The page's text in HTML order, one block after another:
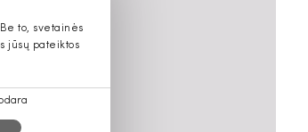
to, svetainės
jūsų pateiktos